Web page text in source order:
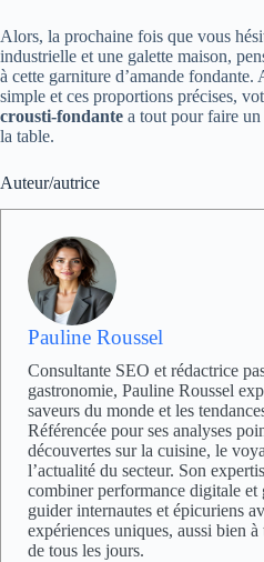
Alors, la prochaine fois que vous
industrielle et une galette maison,
à cette garniture d’amande fondante.
simple et ces proportions précises,
crousti-fondante a tout pour faire
la table.
Auteur/autrice
Pauline Roussel
Consultante SEO et rédactrice
gastronomie, Pauline Roussel
saveurs du monde et les
Référencée pour ses analyses
découvertes sur la cuisine, le
l’actualité du secteur. Son
combiner performance digitale et
guider internautes et épicuriens
expériences uniques, aussi bien
de tous les jours.